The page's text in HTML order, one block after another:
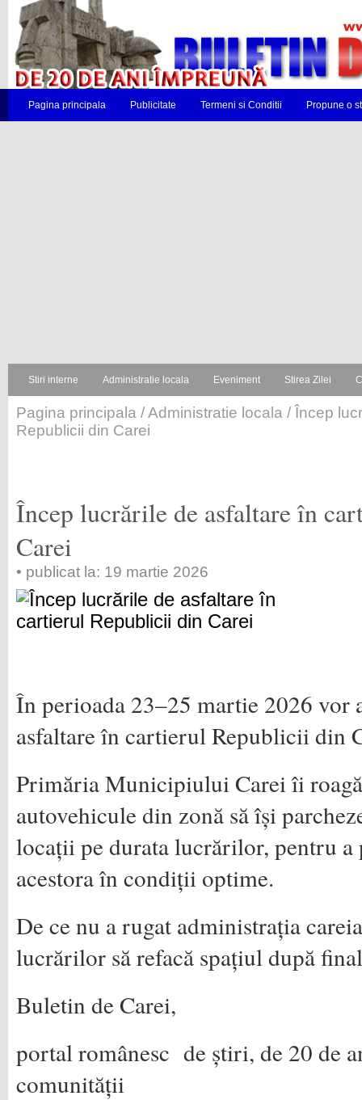
Pagina principala Publicitate Termeni si Conditii Propune o
Stiri interne Administratie locala Eveniment Stirea Zilei
Pagina principala /Administratie locala / Încep
Republicii din Carei
Încep lucrările de asfaltare în
Carei
• publicat la: 19 martie 2026
În perioada 23–25 martie 2026 vor
asfaltare în cartierul Republicii din
Primăria Municipiului Carei îi
autovehicule din zonă să își
locații pe durata lucrărilor, pentru a
acestora în condiții optime.
De ce nu a rugat administrația
lucrărilor să refacă spațiul după
Buletin de Carei,
portal românesc de știri, de 20 de
comunității